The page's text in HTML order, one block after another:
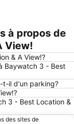
à propos de
View!
& A View!?
Baywatch 3 - Best
t-il d'un parking?
3 - Best Location &
des sites de